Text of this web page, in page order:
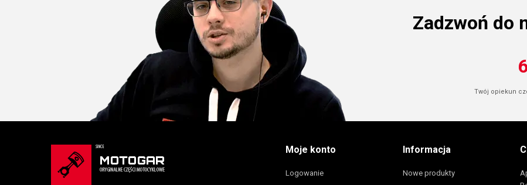
Zadzwoń do
Twój opiekun
Moje konto
Logowanie
Informacja
Nowe produkty